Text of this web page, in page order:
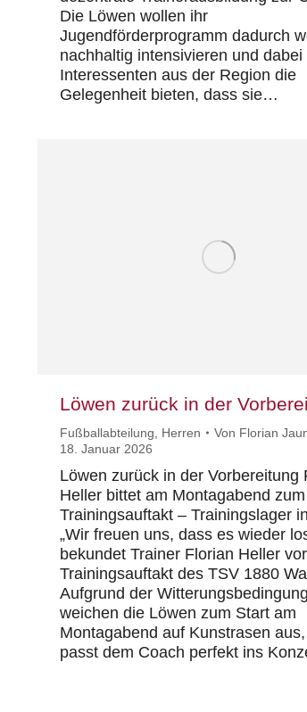
Die Löwen wollen ihr
Jugendförderprogramm dadurch
nachhaltig intensivieren und dabei
Interessenten aus der Region die
Gelegenheit bieten, dass sie…
Löwen zurück in der
Fußballabteilung Herren Von Florian
18. Januar 2026
Löwen zurück in der Vorbereitung
Heller bittet am Montagabend zum
Trainingsauftakt – Trainingslager
„Wir freuen uns, dass es wieder
bekundet Trainer Florian Heller
Trainingsauftakt des TSV 1880
Aufgrund der
weichen die Löwen zum Start am
Montagabend auf Kunstrasen
passt dem Coach perfekt ins